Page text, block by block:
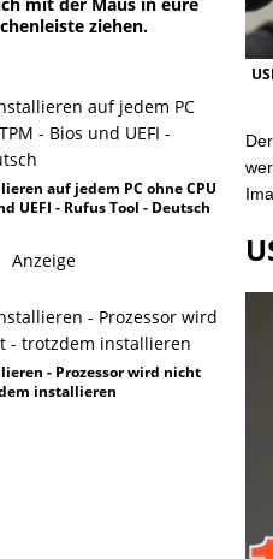
ziehen.
auf jedem PC ohne CPU
UEFI - Rufus Tool - Deutsch
Anzeige
- Prozessor wird nicht
installieren